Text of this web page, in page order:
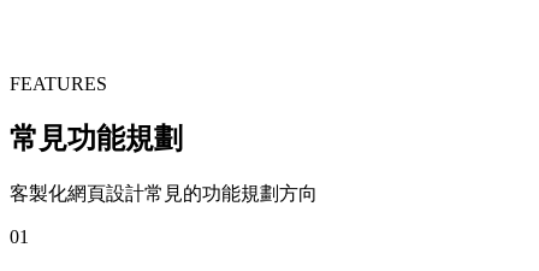
FEATURES
常見功能規劃
客製化網頁設計常見的功能規劃方向
01